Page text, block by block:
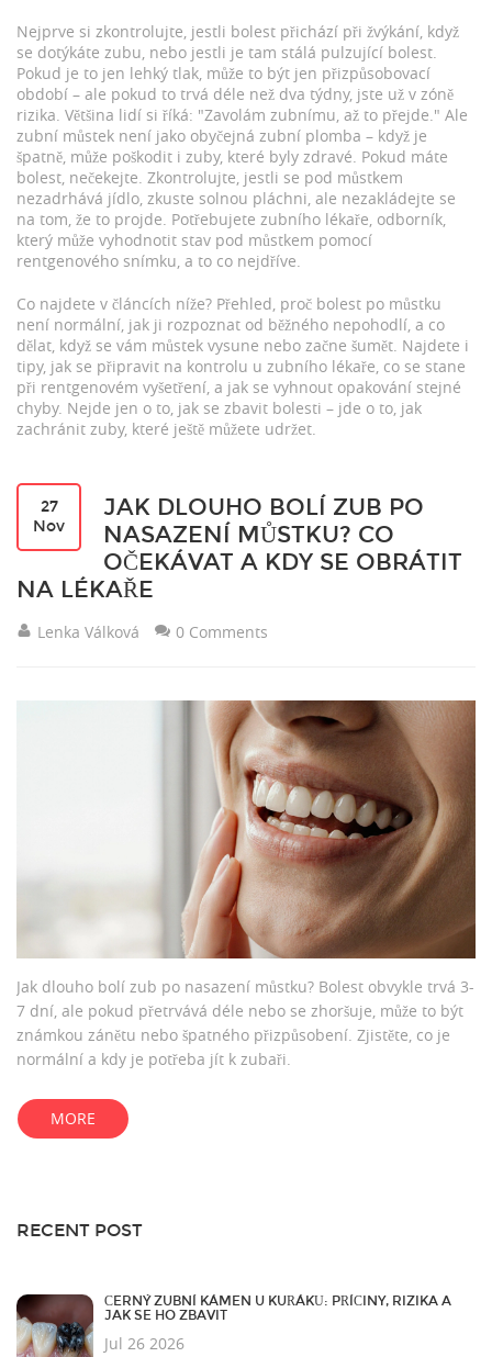
Nejprve si zkontrolujte, jestli bolest přichází při žvýkání, když
se dotýkáte zubu, nebo jestli je tam stálá pulzující bolest.
Pokud je to jen lehký tlak, může to být jen přizpůsobovací
období – ale pokud to trvá déle než dva týdny, jste už v zóně
rizika. Většina lidí si říká: "Zavolám zubnímu, až to přejde." Ale
zubní můstek není jako obyčejná zubní plomba – když je
špatně, může poškodit i zuby, které byly zdravé. Pokud máte
bolest, nečekejte. Zkontrolujte, jestli se pod můstkem
nezadrhává jídlo, zkuste solnou pláchni, ale nezakládejte se
na tom, že to projde. Potřebujete zubního lékaře, odborník,
který může vyhodnotit stav pod můstkem pomocí
rentgenového snímku, a to co nejdříve.
Co najdete v článcích níže? Přehled, proč bolest po můstku
není normální, jak ji rozpoznat od běžného nepohodlí, a co
dělat, když se vám můstek vysune nebo začne šumět. Najdete i
tipy, jak se připravit na kontrolu u zubního lékaře, co se stane
při rentgenovém vyšetření, a jak se vyhnout opakování stejné
chyby. Nejde jen o to, jak se zbavit bolesti – jde o to, jak
zachránit zuby, které ještě můžete udržet.
27
Nov
JAK DLOUHO BOLÍ ZUB PO
NASAZENÍ MŮSTKU? CO
OČEKÁVAT A KDY SE OBRÁTIT
NA LÉKAŘE
Lenka Válková 0 Comments
Jak dlouho bolí zub po nasazení můstku? Bolest obvykle trvá 3-
7 dní, ale pokud přetrvává déle nebo se zhoršuje, může to být
známkou zánětu nebo špatného přizpůsobení. Zjistěte, co je
normální a kdy je potřeba jít k zubaři.
MORE
RECENT POST
ČERNÝ ZUBNÍ KÁMEN U KUŘÁKŮ: PŘÍČINY, RIZIKA A
JAK SE HO ZBAVIT
Jul 26 2026